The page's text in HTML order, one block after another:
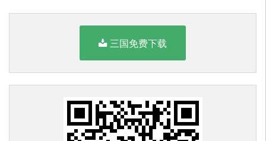
三国免费下载